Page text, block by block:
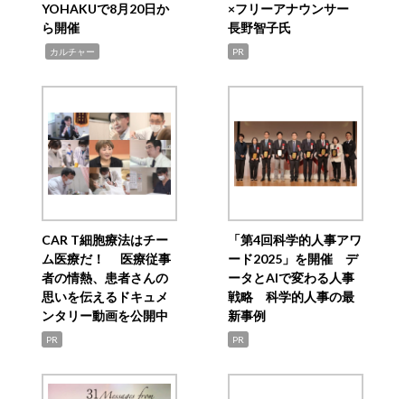
YOHAKUで8月20日か
ら開催
カルチャー
×フリーアナウンサー
長野智子氏
PR
CAR T細胞療法はチー
ム医療だ！ 医療従事
者の情熱、患者さんの
思いを伝えるドキュメ
ンタリー動画を公開中
PR
「第4回科学的人事アワ
ード2025」を開催 デ
ータとAIで変わる人事
戦略 科学的人事の最
新事例
PR